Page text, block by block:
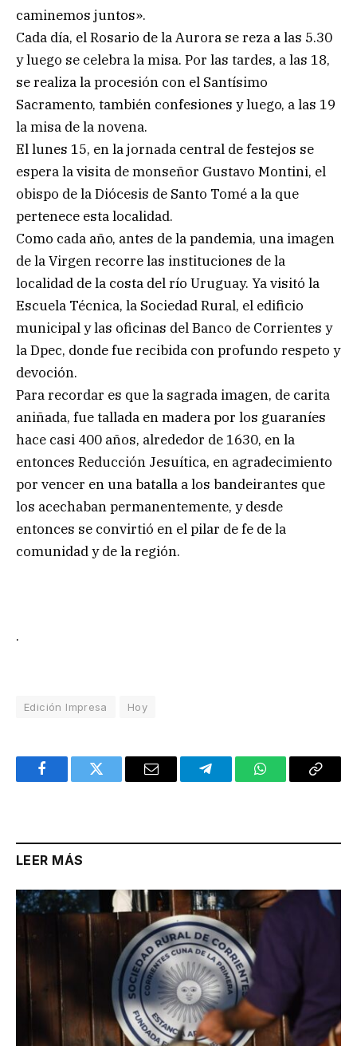
caminemos juntos».
Cada día, el Rosario de la Aurora se reza a las 5.30
y luego se celebra la misa. Por las tardes, a las 18,
se realiza la procesión con el Santísimo
Sacramento, también confesiones y luego, a las 19
la misa de la novena.
El lunes 15, en la jornada central de festejos se
espera la visita de monseñor Gustavo Montini, el
obispo de la Diócesis de Santo Tomé a la que
pertenece esta localidad.
Como cada año, antes de la pandemia, una imagen
de la Virgen recorre las instituciones de la
localidad de la costa del río Uruguay. Ya visitó la
Escuela Técnica, la Sociedad Rural, el edificio
municipal y las oficinas del Banco de Corrientes y
la Dpec, donde fue recibida con profundo respeto y
devoción.
Para recordar es que la sagrada imagen, de carita
aniñada, fue tallada en madera por los guaraníes
hace casi 400 años, alrededor de 1630, en la
entonces Reducción Jesuítica, en agradecimiento
por vencer en una batalla a los bandeirantes que
los acechaban permanentemente, y desde
entonces se convirtió en el pilar de fe de la
comunidad y de la región.
.
Edición Impresa Hoy
FacebookTwitter Email TelegramWhatsAppCopy
LEER MÁS